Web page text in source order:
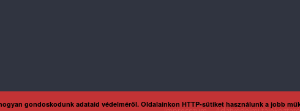
gondoskodunk adataid védelméről. Oldalainkon HTTP-sütiket használunk a jobb